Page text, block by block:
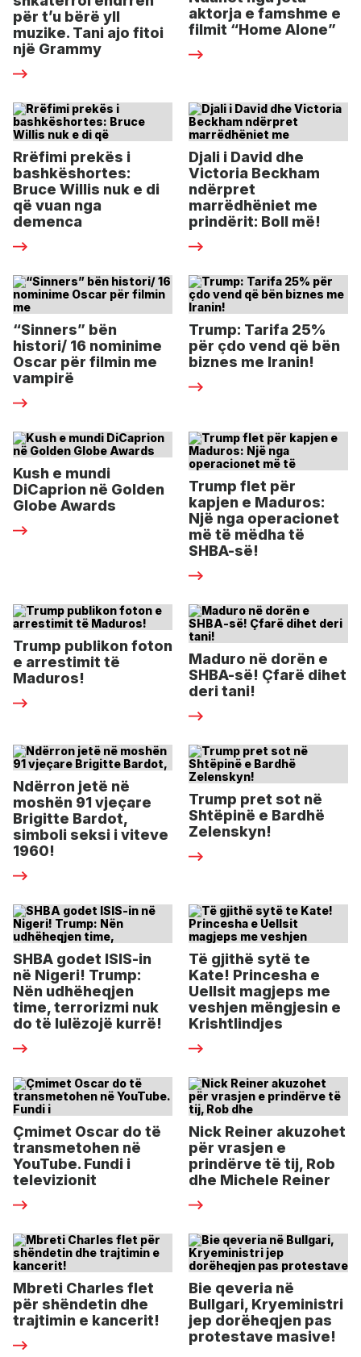
për t’u bërë yll
muzike. Tani ajo fitoi
një Grammy
aktorja e famshme e
filmit “Home Alone”
Rrëfimi prekës i
bashkëshortes:
Bruce Willis nuk e di
që vuan nga
demenca
Djali i David dhe
Victoria Beckham
ndërpret
marrëdhëniet me
prindërit: Boll më!
“Sinners” bën
histori/ 16 nominime
Oscar për filmin me
vampirë
Trump: Tarifa 25%
për çdo vend që bën
biznes me Iranin!
Kush e mundi
DiCaprion në Golden
Globe Awards
Trump flet për
kapjen e Maduros:
Një nga operacionet
më të mëdha të
SHBA-së!
Trump publikon foton
e arrestimit të
Maduros!
Maduro në dorën e
SHBA-së! Çfarë dihet
deri tani!
Ndërron jetë në
moshën 91 vjeçare
Brigitte Bardot,
simboli seksi i viteve
1960!
Trump pret sot në
Shtëpinë e Bardhë
Zelenskyn!
SHBA godet ISIS-in
në Nigeri! Trump:
Nën udhëheqjen
time, terrorizmi nuk
do të lulëzojë kurrë!
Të gjithë sytë te
Kate! Princesha e
Uellsit magjeps me
veshjen mëngjesin e
Krishtlindjes
Çmimet Oscar do të
transmetohen në
YouTube. Fundi i
televizionit
Nick Reiner akuzohet
për vrasjen e
prindërve të tij, Rob
dhe Michele Reiner
Mbreti Charles flet
për shëndetin dhe
trajtimin e kancerit!
Bie qeveria në
Bullgari, Kryeministri
jep dorëheqjen pas
protestave masive!